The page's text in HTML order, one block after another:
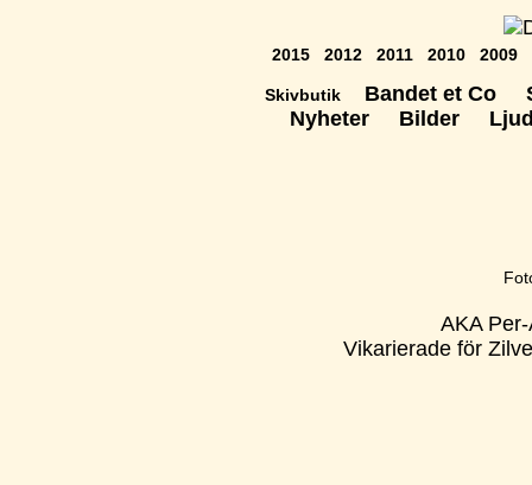
2015 2012 2011 2010 2009
Skivbutik Bandet et Co
Nyheter
Bilder
AKA
Vikarierade för